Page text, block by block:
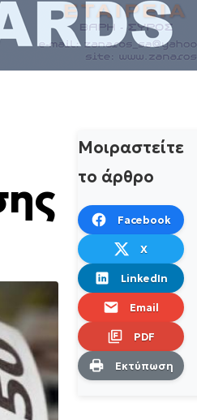
Μοιραστείτε
το άρθρο
Facebook
X
LinkedIn
Email
PDF
Εκτύπωση